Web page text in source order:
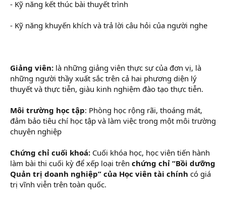
- Kỹ năng kết thúc bài thuyết trình
- Kỹ năng khuyến khích và trả lời câu hỏi của người nghe
Giảng viên: là những giảng viên thực sự của đơn vị, là
những người thầy xuất sắc trên cả hai phương diện lý
thuyết và thực tiễn, giàu kinh nghiệm đào tạo thực tiễn.
Môi trường học tập: Phòng học rộng rãi, thoáng mát,
đảm bảo tiêu chí học tập và làm việc trong một môi trường
chuyên nghiệp
Chứng chỉ cuối khoá: Cuối khóa học, học viên tiến hành
làm bài thi cuối kỳ để xếp loại trên chứng chỉ “Bồi dưỡng
Quản trị doanh nghiệp” của Học viên tài chính có giá
trị vĩnh viễn trên toàn quốc.